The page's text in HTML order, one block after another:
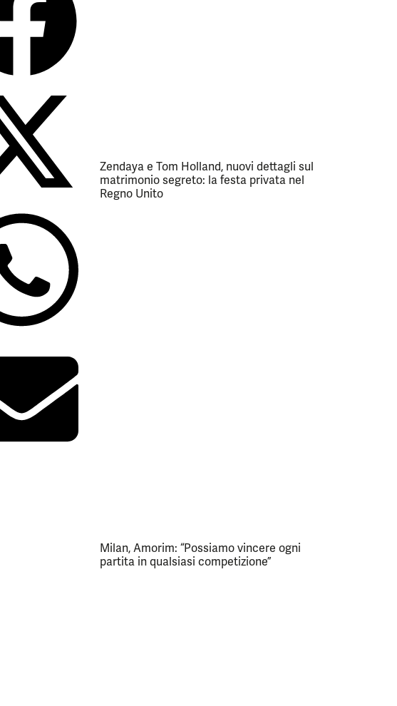
Zendaya e Tom Holland, nuovi dettagli sul
matrimonio segreto: la festa privata nel
Regno Unito
Milan, Amorim: “Possiamo vincere ogni
partita in qualsiasi competizione”